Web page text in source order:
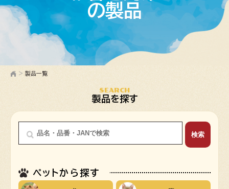
の製品
> 製品一覧
SEARCH
製品を探す
ペットから探す